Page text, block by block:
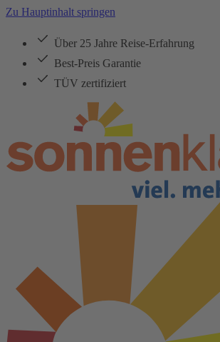
Zu Hauptinhalt springen
Über 25 Jahre Reise-Erfahrung
Best-Preis Garantie
TÜV zertifiziert